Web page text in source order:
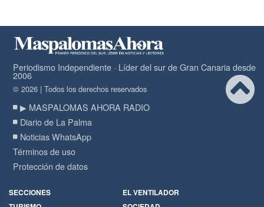
Periodismo Independiente · Líder del sur de Gran Canaria desde
2006
© 2026 | Todos los derechos reservados
▶ MASPALOMAS AHORA RADIO
Diario de La Palma
Noticias WhatsApp
Términos de uso
Protección de datos
SECCIONES
EL VENTILADOR